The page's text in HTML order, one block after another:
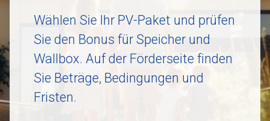
Wählen Sie Ihr PV-Paket und prüfen
Sie den Bonus für Speicher und
Wallbox. Auf der Förderseite finden
Sie Beträge, Bedingungen und
Fristen.